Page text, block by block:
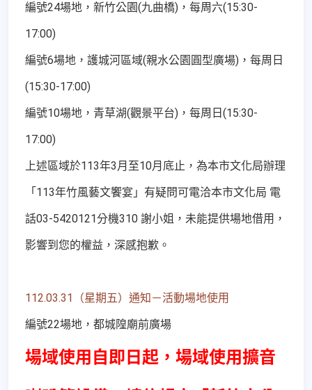
編號24場地，新竹公園(九曲橋)，每周六(15:30-
17:00)
編號6場地，護城河區域(親水公園圓型廣場)，每周日
(15:30-17:00)
編號10場地，青草湖(觀景平台)，每周日(15:30-
17:00)
上述區域於113年3月至10月底止，為本市文化局辦理
「113年竹風藝文饗宴」有疑問可電洽本市文化局 電
話03-5420121分機310 謝小姐，未能提供場地借用，
影響到您的權益，深感抱歉。
112.03.31（星期五）通知－活動場地使用
編號22場地，都城隍廟前廣場
場域使用自即日起，場域使用擴音